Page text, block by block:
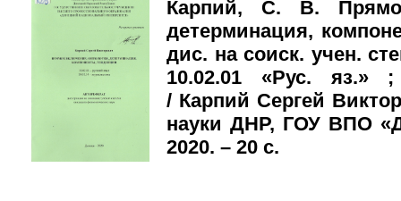
Карпий, С. В.
детерминация,
дис. на соиск. учен.
10.02.01 «Рус. яз.» ;
/ Карпий Сергей
науки ДНР, ГОУ ВПО
2020. – 20 с.